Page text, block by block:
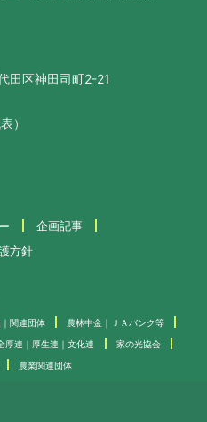
田区神田司町2-21
）
企画記事
方針
｜関連団体 農林中金｜ＪＡバンク等
厚連｜厚生連｜文化連 家の光協会
農業関連団体